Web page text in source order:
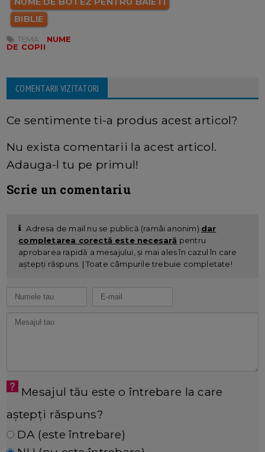
BIBLIE
TEMA:
NUME
DE COPII
COMENTARII VIZITATORI
Ce sentimente ti-a produs acest articol?
Nu exista comentarii la acest articol.
Adauga-l tu pe primul!
Scrie un comentariu
Adresa de mail nu se publică (ramâi anonim) dar
completarea corectă este necesară pentru
aprobarea rapidă a mesajului, și mai ales în cazul în care
aștepți răspuns. | Toate câmpurile trebuie completate!
Mesajul tău este o întrebare la care
aștepți răspuns?
DA (este întrebare)